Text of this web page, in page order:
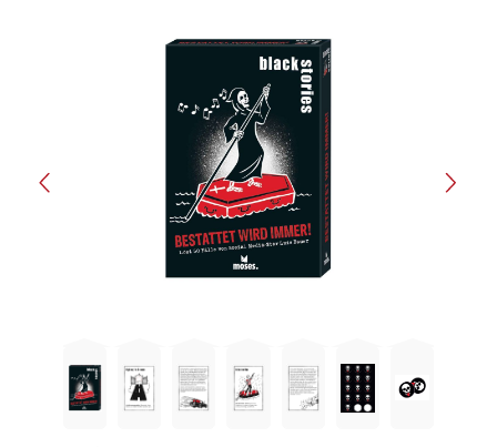
Bildergalerie überspringen